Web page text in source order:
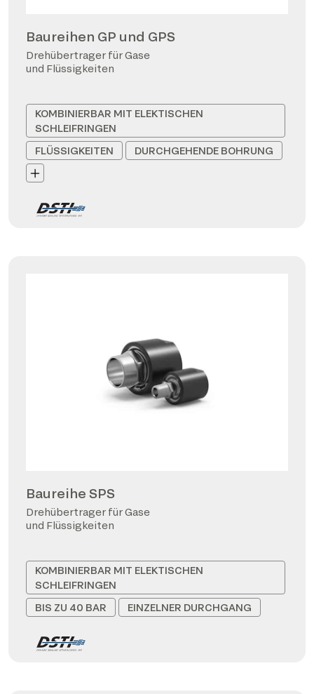
Baureihen GP und GPS
Drehübertrager für Gase
und Flüssigkeiten
KOMBINIERBAR MIT ELEKTISCHEN
SCHLEIFRINGEN
FLÜSSIGKEITEN
DURCHGEHENDE BOHRUNG
Baureihe SPS
Drehübertrager für Gase
und Flüssigkeiten
KOMBINIERBAR MIT ELEKTISCHEN
SCHLEIFRINGEN
BIS ZU 40 BAR
EINZELNER DURCHGANG